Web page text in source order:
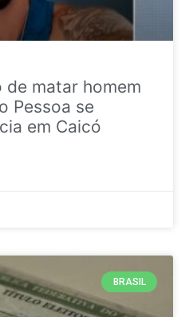
de matar homem
Pessoa se
em Caicó
BRASIL